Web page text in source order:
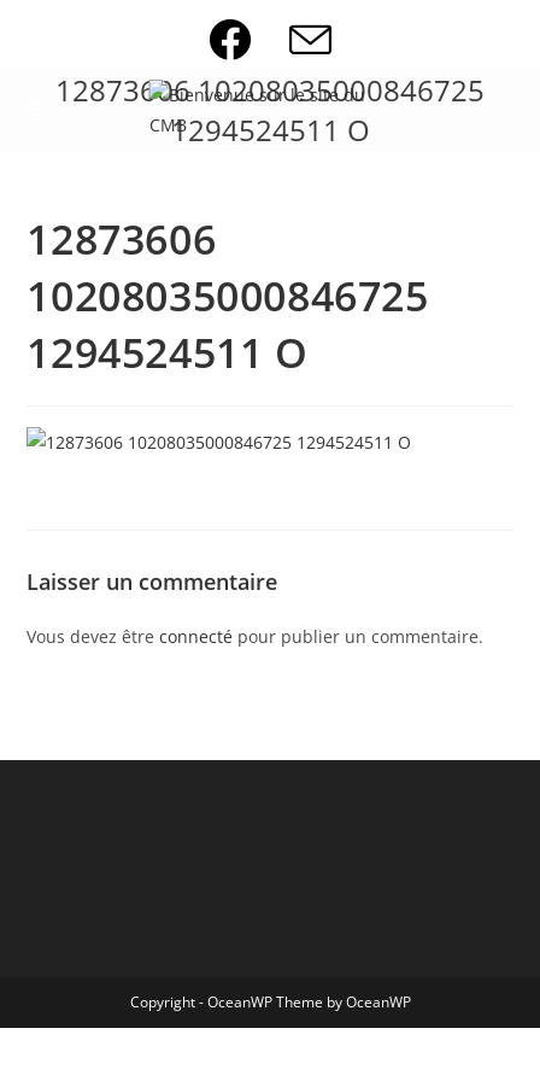
12873606 10208035000846725
1294524511 O
12873606
10208035000846725
1294524511 O
Laisser un commentaire
Vous devez êtreconnecté pour publier un commentaire.
Copyright - OceanWP Theme by OceanWP